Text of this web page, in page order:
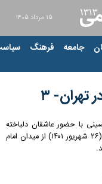
۱۵ مرداد ۱۴۰۵
جامعه فرهنگ
تهران- ۳
با حضور عاشقان دلباخته
اباعبدالله و جامانده از مراسم اربعین کربلا ظهر شنبه (۲۶ شهریور ۱۴۰۱) از میدان امام